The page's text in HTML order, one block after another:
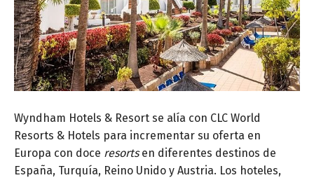
Wyndham Hotels & Resort se alía con CLC World
Resorts & Hotels para incrementar su oferta en
Europa con doce resortsen diferentes destinos de
España, Turquía, Reino Unido y Austria. Los hoteles,